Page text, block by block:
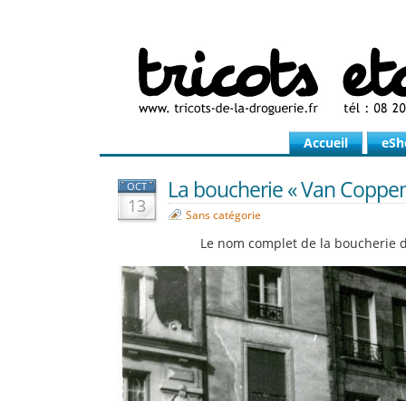
Accueil
OCT
13
La boucherie « Van
Sans catégorie
Le nom complet de la boucherie